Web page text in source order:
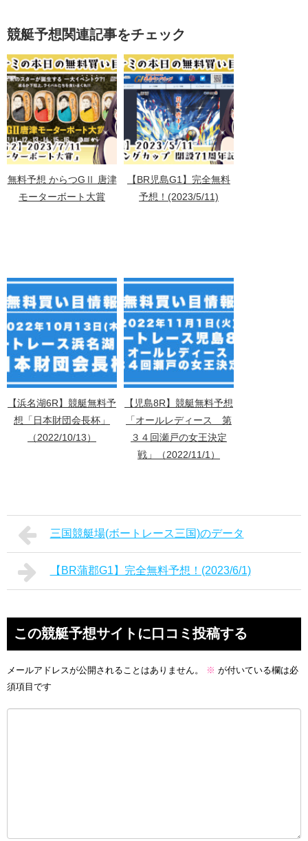
競艇予想関連記事をチェック
無料予想 からつGⅡ 唐津
モーターボート大賞
【BR児島G1】完全無料
予想！(2023/5/11)
【浜名湖6R】競艇無料予
想「日本財団会長杯」
（2022/10/13）
【児島8R】競艇無料予想
「オールレディース 第
３４回瀬戸の女王決定
戦」（2022/11/1）
三国競艇場(ボートレース三国)のデータ
【BR蒲郡G1】完全無料予想！(2023/6/1)
この競艇予想サイトに口コミ投稿する
メールアドレスが公開されることはありません。 ※ が付いている欄は必
須項目です